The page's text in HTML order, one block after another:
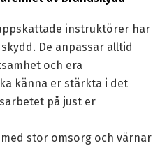
instruktörer har
De anpassar alltid
och era
känna er stärkta i det
på just er
stor omsorg och värnar